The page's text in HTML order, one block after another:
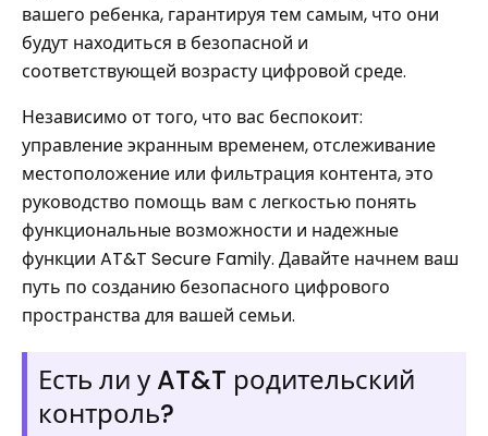
вашего ребенка, гарантируя тем самым, что они
будут находиться в безопасной и
соответствующей возрасту цифровой среде.
Независимо от того, что вас беспокоит:
управление экранным временем, отслеживание
местоположение или фильтрация контента, это
руководство помощь вам с легкостью понять
функциональные возможности и надежные
функции AT&T Secure Family. Давайте начнем ваш
путь по созданию безопасного цифрового
пространства для вашей семьи.
Есть ли у AT&T родительский
контроль?